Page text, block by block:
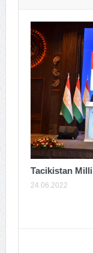
Tacikistan Milli
24.06.2022